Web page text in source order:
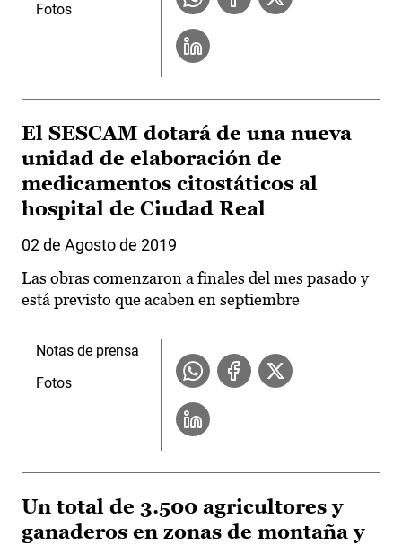
Fotos
El SESCAM dotará de una nueva
unidad de elaboración de
medicamentos citostáticos al
hospital de Ciudad Real
02 de Agosto de 2019
Las obras comenzaron a finales del mes pasado y
está previsto que acaben en septiembre
Notas de prensa
Fotos
Un total de 3.500 agricultores y
ganaderos en zonas de montaña y